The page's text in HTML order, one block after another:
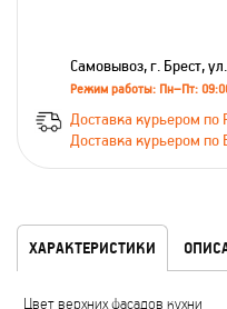
Самовывоз, г. Брест,
Режим работы: Пн–Пт:
Доставка курьером по
Доставка курьером по
ХАРАКТЕРИСТИКИ
Цвет верхних фасадов кухни